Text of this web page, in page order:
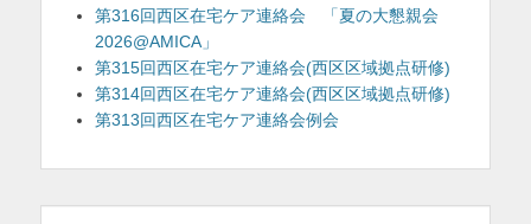
第316回西区在宅ケア連絡会 「夏の大懇親会
2026@AMICA」
第315回西区在宅ケア連絡会(西区区域拠点研修)
第314回西区在宅ケア連絡会(西区区域拠点研修)
第313回西区在宅ケア連絡会例会